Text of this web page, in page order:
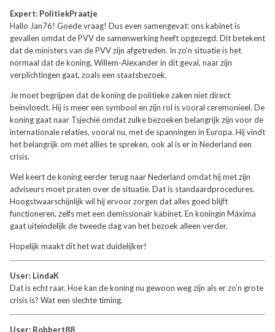
Expert: PolitiekPraatje
Hallo Jan76! Goede vraag! Dus even samengevat: ons kabinet is
gevallen omdat de PVV de samenwerking heeft opgezegd. Dit betekent
dat de ministers van de PVV zijn afgetreden. In zo’n situatie is het
normaal dat de koning, Willem-Alexander in dit geval, naar zijn
verplichtingen gaat, zoals een staatsbezoek.
Je moet begrijpen dat de koning de politieke zaken niet direct
beïnvloedt. Hij is meer een symbool en zijn rol is vooral ceremonieel. De
koning gaat naar Tsjechië omdat zulke bezoeken belangrijk zijn voor de
internationale relaties, vooral nu, met de spanningen in Europa. Hij vindt
het belangrijk om met allies te spreken, ook al is er in Nederland een
crisis.
Wel keert de koning eerder terug naar Nederland omdat hij met zijn
adviseurs moet praten over de situatie. Dat is standaardprocedures.
Hoogstwaarschijnlijk wil hij ervoor zorgen dat alles goed blijft
functioneren, zelfs met een demissionair kabinet. En koningin Máxima
gaat uiteindelijk de tweede dag van het bezoek alleen verder.
Hopelijk maakt dit het wat duidelijker!
User: LindaK
Dat is echt raar. Hoe kan de koning nu gewoon weg zijn als er zo’n grote
crisis is? Wat een slechte timing.
User: Robbert88